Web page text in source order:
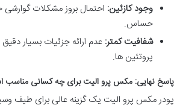
وجود کازئین: احتمال بروز مشکلات گوارشی
حساس.
شفافیت کمتر: عدم ارائه جزئیات بسیار
پروتئین ها.
پاسخ نهایی: مکس پرو الیت برای چه کسانی
پودر مکس پرو الیت یک گزینه عالی برای طیف